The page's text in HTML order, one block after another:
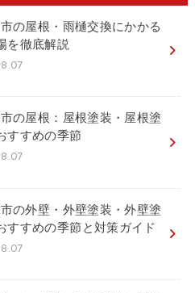
の屋根・雨樋交換にかかる
を徹底解説
の屋根：屋根塗装・屋根塗
すすめの季節
の外壁・外壁塗装・外壁塗
すすめの季節と対策ガイド